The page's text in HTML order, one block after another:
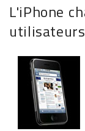
L'iPhone
utilisateurs